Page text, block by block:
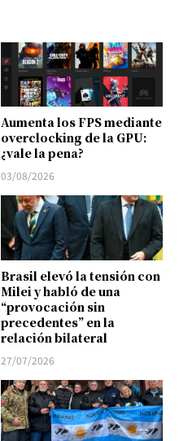
Aumenta los FPS mediante
overclocking de la GPU:
¿vale la pena?
03/08/2026
Brasil elevó la tensión con
Milei y habló de una
“provocación sin
precedentes” en la
relación bilateral
27/07/2026